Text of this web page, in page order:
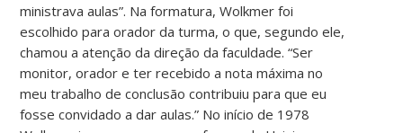
ministrava aulas”. Na formatura, Wolkmer foi
escolhido para orador da turma, o que, segundo ele,
chamou a atenção da direção da faculdade. “Ser
monitor, orador e ter recebido a nota máxima no
meu trabalho de conclusão contribuiu para que eu
fosse convidado a dar aulas.” No início de 1978